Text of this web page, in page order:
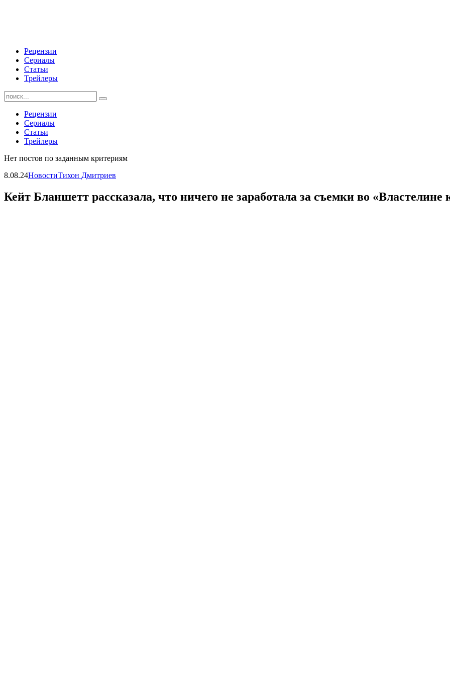
Рецензии
Сериалы
Статьи
Трейлеры
Найти:
Рецензии
Сериалы
Статьи
Трейлеры
Нет постов по заданным критериям
8.08.24НовостиТихон Дмитриев
Кейт Бланшетт рассказала, что ничего не заработала за съемки во «Властелине